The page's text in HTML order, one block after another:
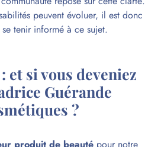
peuvent évoluer, il est donc
tenir informé à ce sujet.
et si vous deveniez
Guérande
?